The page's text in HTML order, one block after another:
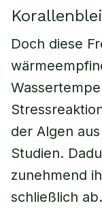
Doch diese
der Algen
Studien.
zunehmend
schließlich